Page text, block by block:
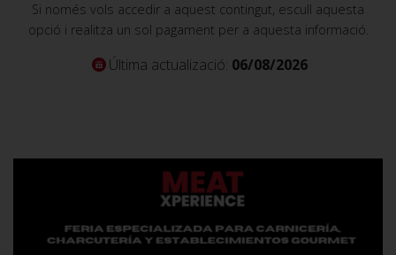
Si només vols accedir a aquest contingut, escull aquesta
opció i realitza un sol pagament per a aquesta informació.
Última actualizació: 06/08/2026